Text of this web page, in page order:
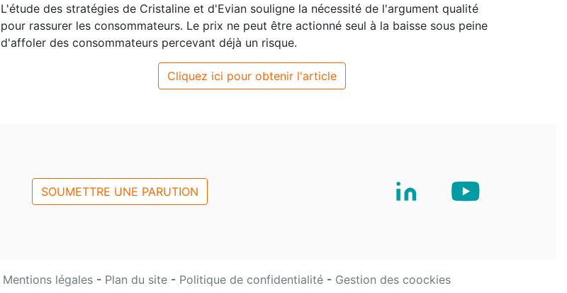
L'étude des stratégies de Cristaline et d'Evian souligne la nécessité de l'argument qualité
pour rassurer les consommateurs. Le prix ne peut être actionné seul à la baisse sous peine
d'affoler des consommateurs percevant déjà un risque.
Cliquez ici pour obtenir l'article
SOUMETTRE UNE PARUTION
Mentions légales - Plan du site - Politique de confidentialité - Gestion des coockies